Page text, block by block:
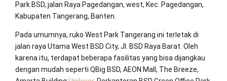
Park BSD, jalan Raya Pagedangan, west, Kec. Pagedangan,
Kabupaten Tangerang, Banten.
Pada umumnya, ruko West Park Tangerang ini terletak di
jalan raya Utama West BSD City, Jl. BSD Raya Barat. Oleh
karena itu, terdapat beberapa fasilitas yang bisa dijangkau
dengan mudah seperti QBig BSD, AEON Mall, The Breeze,